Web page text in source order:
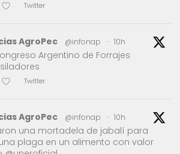
Twitter
AgroPec @infonap · 10h
Argentino de Forrajes
Twitter
AgroPec @infonap · 10h
una mortadela de jabalí para
plaga en un alimento con valor